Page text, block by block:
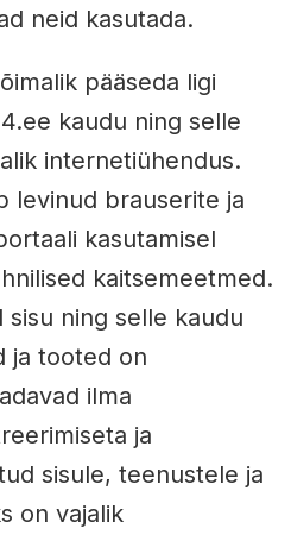
neid kasutada.
pääseda ligi
kaudu ning selle
internetiühendus.
levinud brauserite ja
kasutamisel
kaitsemeetmed.
ning selle kaudu
ja tooted on
ilma
ja
sisule, teenustele ja
on vajalik